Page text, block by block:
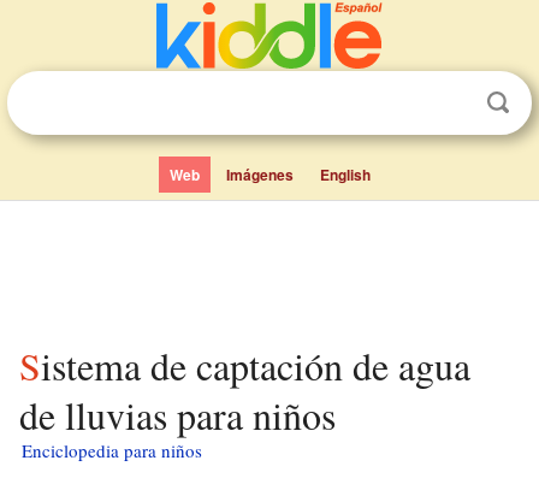
Web Imágenes English
Sistema de captación de agua
de lluvias para niños
Enciclopedia para niños